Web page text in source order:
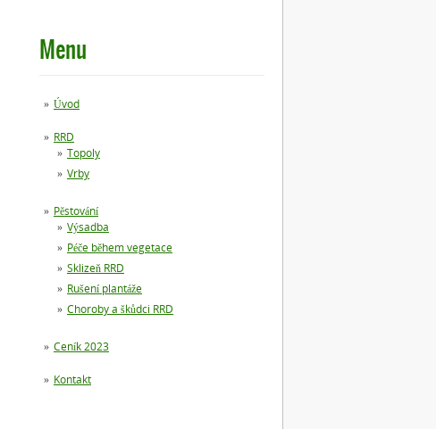
Menu
Úvod
RRD
Topoly
Vrby
Pěstování
Výsadba
Péče během vegetace
Sklizeň RRD
Rušení plantáže
Choroby a škůdci RRD
Ceník 2023
Kontakt